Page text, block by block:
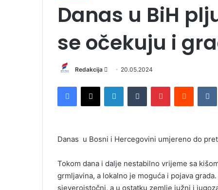
Danas u BiH
se očekuju i
Redakcija
d
e
a
i
20.05.2024
Danas u Bosni i Hercegovini umjereno do
Tokom dana i dalje nestabilno vrijeme sa
grmljavina, a lokalno je moguća i pojava
sjeveroistočni, a u ostatku zemlje južni i